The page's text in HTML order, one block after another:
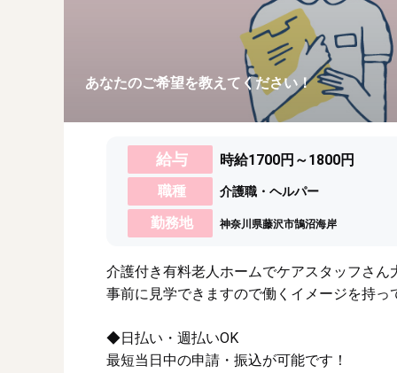
あなたのご希望を教えてください！
給与
時給1700円～1800円
職種
介護職・ヘルパー
勤務地 神奈川県藤沢市鵠沼海岸
介護付き有料老人ホームでケアスタッフさん
事前に見学できますので働くイメージを持
◆日払い・週払いOK
最短当日中の申請・振込が可能です！